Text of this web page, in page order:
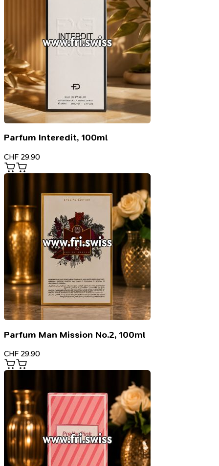
Parfum Interedit, 100ml
CHF 29.90
Parfum Man Mission No.2, 100ml
CHF 29.90